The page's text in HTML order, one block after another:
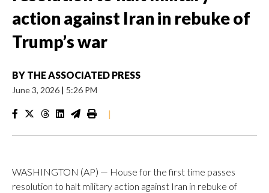
action against Iran in rebuke of
Trump’s war
BY THE ASSOCIATED PRESS
June 3, 2026 | 5:26 PM
|
WASHINGTON (AP) — House for the first time passes
resolution to halt military action against Iran in rebuke of